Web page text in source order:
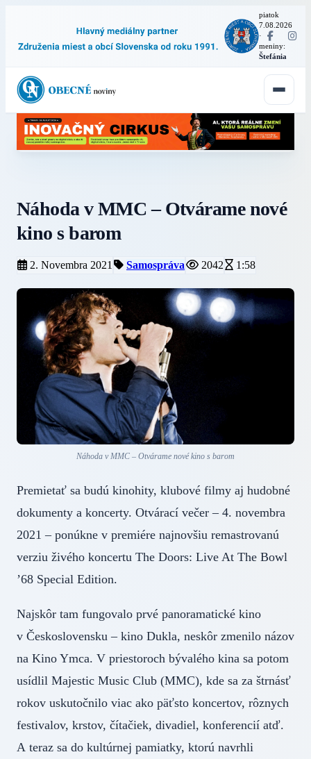
piatok
7.08.2026
·
meniny:
Štefánia
Náhoda v MMC – Otvárame nové
kino s barom
2. Novembra 2021 Samospráva 2042 1:58
Náhoda v MMC – Otvárame nové kino s barom
Premietať sa budú kinohity, klubové filmy aj hudobné
dokumenty a koncerty. Otvárací večer – 4. novembra
2021 – ponúkne v premiére najnovšiu remastrovanú
verziu živého koncertu The Doors: Live At The Bowl
’68 Special Edition.
Najskôr tam fungovalo prvé panoramatické kino
v Československu – kino Dukla, neskôr zmenilo názov
na Kino Ymca. V priestoroch bývalého kina sa potom
usídlil Majestic Music Club (MMC), kde sa za štrnásť
rokov uskutočnilo viac ako päťsto koncertov, rôznych
festivalov, krstov, čítačiek, divadiel, konferencií atď.
A teraz sa do kultúrnej pamiatky, ktorú navrhli